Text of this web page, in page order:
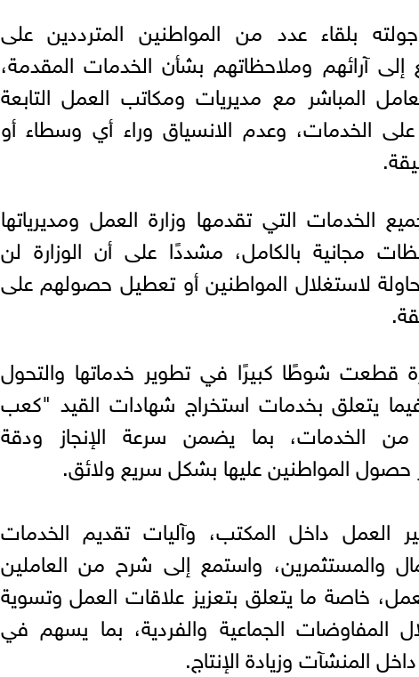
بلقاء عدد من المواطنين المترددين على
آرائهم وملاحظاتهم بشأن الخدمات المقدمة،
المباشر مع مديريات ومكاتب العمل التابعة
على الخدمات، وعدم الانسياق وراء أي وسطاء أو
الخدمات التي تقدمها وزارة العمل ومديرياتها
مجانية بالكامل، مشددًا على أن الوزارة لن
لاستغلال المواطنين أو تعطيل حصولهم على
قطعت شوطًا كبيرًا في تطوير خدماتها والتحول
يتعلق بخدمات استخراج شهادات القيد "كعب
من الخدمات، بما يضمن سرعة الإنجاز ودقة
حصول المواطنين عليها بشكل سريع ولائق.
العمل داخل المكتب، وآليات تقديم الخدمات
والمستثمرين، واستمع إلى شرح من العاملين
خاصة ما يتعلق بتعزيز علاقات العمل وتسوية
المفاوضات الجماعية والفردية، بما يسهم في
المنشآت وزيادة الإنتاج.